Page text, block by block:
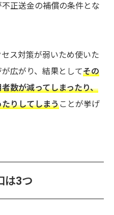
正送金の補償の条件とな
ス対策が弱いため使いた
広がり、結果としてその
数が減ってしまったり、
りしてしまうことが挙げ
は3つ